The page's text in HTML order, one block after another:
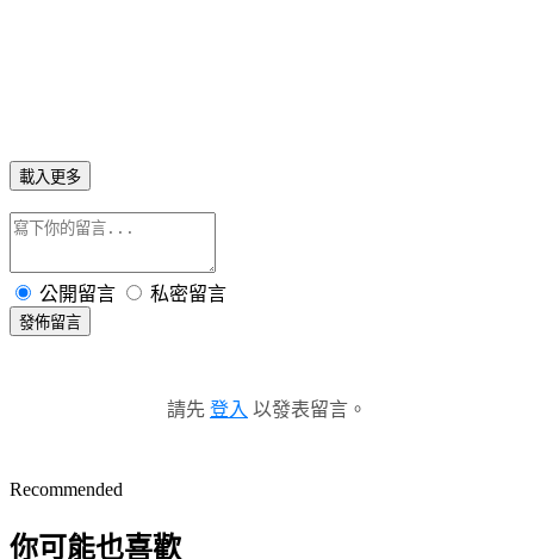
載入更多
公開留言 私密留言
發佈留言
請先 登入 以發表留言。
Recommended
你可能也喜歡